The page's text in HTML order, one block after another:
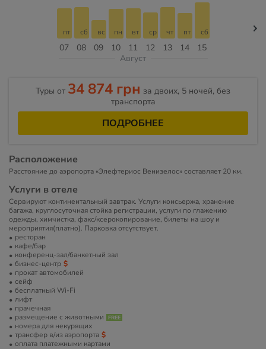
07
пт
08
сб
09
вс
10
пн
11
вт
12
ср
13
чт
14
пт
15
сб
Август
Туры от 34 874 грн за двоих, 5 ночей, без
транспорта
ПОДРОБНЕЕ
Расположение
Расстояние до аэропорта «Элефтериос Венизелос» составляет 20 км.
Услуги в отеле
Сервируют континентальный завтрак. Услуги консьержа, хранение
багажа, круглосуточная стойка регистрации, услуги по глажению
одежды, химчистка, факс/ксерокопирование, билеты на шоу и
мероприятия(платно). Парковка отсутствует.
ресторан
кафе/бар
конференц-зал/банкетный зал
бизнес-центр
прокат автомобилей
сейф
бесплатный Wi-Fi
лифт
прачечная
размещение с животными
номера для некурящих
трансфер в/из аэропорта
оплата платежными картами